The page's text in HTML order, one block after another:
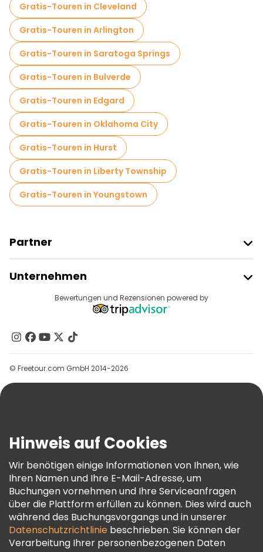
Gratis-Touren in Cleveland
Gratis-Touren in Arlington
Gratis-Touren in Saratoga Springs
Gratis-Touren in Bulverde
Gratis-Touren in Edgard
Gratis-Touren in Oklahoma City
Gratis-Touren in Hurst
Gratis-Touren in Liberty Township
Gratis-Touren in Youngstown
Partner
Anbieter-Anmeldung
Affiliate-Programm
Unternehmen
Reiseziele
Kontakt
Gruppen
Hilfe
AGB Und Rechtliches
Cookie-Richtlinie
Freetour Auszeichnungen
Treueprogramm
Bewertungen und Rezensionen powered by
© Freetour.com GmbH 2014-2026
Hinweis auf Cookies
Wir benötigen einige Informationen von Ihnen, wie
Ihren Namen und Ihre E-Mail-Adresse, um
Buchungen vornehmen und Ihre Serviceanfragen
über die Plattform erfüllen zu können. Dies wird auch
während des Buchungsvorgangs und in unserer
Datenschutzrichtlinie beschrieben. Sie können der
Verarbeitung Ihrer personenbezogenen Daten